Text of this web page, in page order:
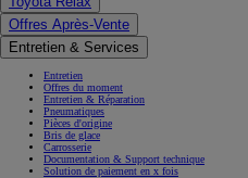
Offres Après-Vente
Entretien & Services
Entretien
Offres du moment
Entretien & Réparation
Pneumatiques
Pièces d'origine
Bris de glace
Carrosserie
Documentation & Support technique
Solution de paiement en x fois